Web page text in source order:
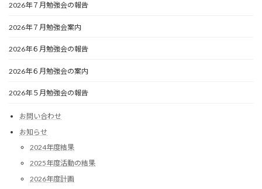
2026年７月勉強会の報告
2026年７月勉強会案内
2026年６月勉強会の報告
2026年６月勉強会の案内
2026年５月勉強会の報告
お問い合わせ
お知らせ
2024年度結果
2025年度活動の結果
2026年度計画